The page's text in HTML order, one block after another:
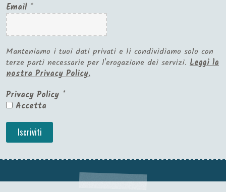
Email *
Manteniamo i tuoi dati privati e li condividiamo solo con
terze parti necessarie per l'erogazione dei servizi. Leggi la
nostra Privacy Policy.
Privacy Policy *
Accetta